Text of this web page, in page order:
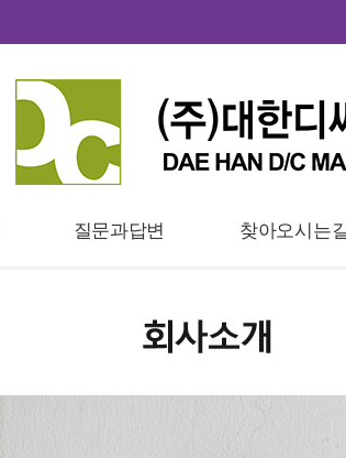
질문과답변 찾아오시는